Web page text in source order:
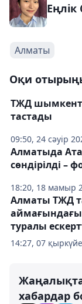
Еңлік
Алматы
Оқи
09:50, 24 сәуір
ТЖД
тастады
18:20, 18 мамыр
Алматыда
сөндірілді –
14:27, 07
Алматы ТЖД
аймағындағы
туралы
хабардар